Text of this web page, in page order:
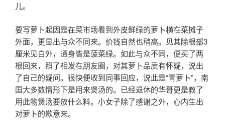
儿。
要写萝卜起因是在菜市场看到外皮鲜绿的萝卜横在菜摊子
外面，更显出与众不同来。价钱自然也稍高。见其除根部3
厘米见白外，通身皆是菠菜绿。如此与众不同，便买了两
根回来，照了相发在朋友圈，对其萝卜品质有怀疑，说出
了自己的疑问。很快便收到同事回应，说此是“青萝卜”，南
国大多数情形下是用来煲汤的。已经退休的华哥更是教了
用此物煲汤要放什么料。小女子除了感谢之外，心内生出
对萝卜的歉意来。